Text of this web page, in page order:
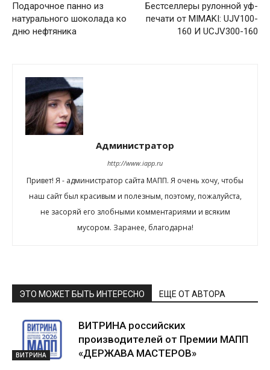
Подарочное панно из
натурального шоколада ко
дню нефтяника
Бестселлеры рулонной уф-
печати от MIMAKI: UJV100-
160 И UCJV300-160
Администратор
http://www.iapp.ru
Привет! Я - администратор сайта МАПП. Я очень хочу, чтобы
наш сайт был красивым и полезным, поэтому, пожалуйста,
не засоряй его злобными комментариями и всяким
мусором. Заранее, благодарна!
ЭТО МОЖЕТ БЫТЬ ИНТЕРЕСНО ЕЩЕ ОТ АВТОРА
ВИТРИНА
ВИТРИНА российских
производителей от Премии МАПП
«ДЕРЖАВА МАСТЕРОВ»